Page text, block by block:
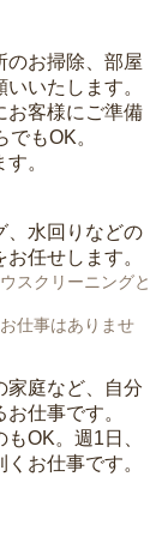
のお掃除、部屋
いたします。
お客様にご準備
もOK。
。
、水回りなどの
任せします。
スクリーニングと
仕事はありませ
家庭など、自分
仕事です。
OK。週1日、
お仕事です。